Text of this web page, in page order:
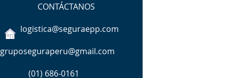
CONTÁCTANOS
logistica@seguraepp.com
gruposeguraperu@gmail.com
(01) 686-0161